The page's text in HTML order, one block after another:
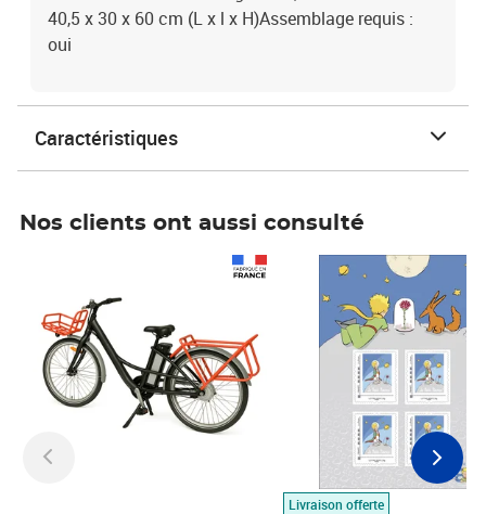
40,5 x 30 x 60 cm (L x l x H)Assemblage requis :
oui
Caractéristiques
Nos clients ont aussi consulté
Livraison offerte
Prix 7,50€